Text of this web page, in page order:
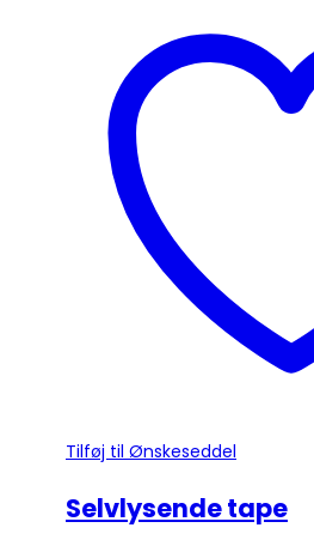
flere
varianter.
Mulighederne
Tilføj til Ønskeseddel
Selvlysende tape